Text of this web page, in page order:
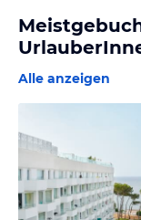
Alle anzeigen